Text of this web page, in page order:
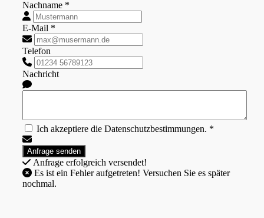
Nachname *
E-Mail *
Telefon
Nachricht
Ich akzeptiere die Datenschutzbestimmungen. *
Anfrage erfolgreich versendet!
nochmal.